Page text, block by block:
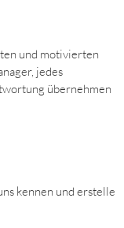
und motivierten
jedes
übernehmen
kennen und erstelle